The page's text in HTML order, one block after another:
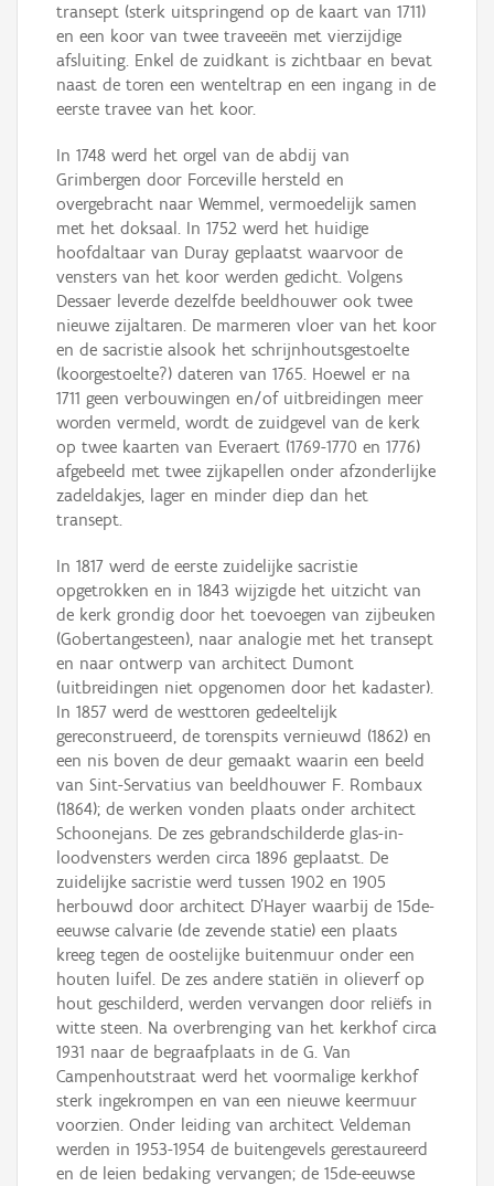
transept (sterk uitspringend op de kaart van 1711)
en een koor van twee traveeën met vierzijdige
afsluiting. Enkel de zuidkant is zichtbaar en bevat
naast de toren een wenteltrap en een ingang in de
eerste travee van het koor.
In 1748 werd het orgel van de abdij van
Grimbergen door Forceville hersteld en
overgebracht naar Wemmel, vermoedelijk samen
met het doksaal. In 1752 werd het huidige
hoofdaltaar van Duray geplaatst waarvoor de
vensters van het koor werden gedicht. Volgens
Dessaer leverde dezelfde beeldhouwer ook twee
nieuwe zijaltaren. De marmeren vloer van het koor
en de sacristie alsook het schrijnhoutsgestoelte
(koorgestoelte?) dateren van 1765. Hoewel er na
1711 geen verbouwingen en/of uitbreidingen meer
worden vermeld, wordt de zuidgevel van de kerk
op twee kaarten van Everaert (1769-1770 en 1776)
afgebeeld met twee zijkapellen onder afzonderlijke
zadeldakjes, lager en minder diep dan het
transept.
In 1817 werd de eerste zuidelijke sacristie
opgetrokken en in 1843 wijzigde het uitzicht van
de kerk grondig door het toevoegen van zijbeuken
(Gobertangesteen), naar analogie met het transept
en naar ontwerp van architect Dumont
(uitbreidingen niet opgenomen door het kadaster).
In 1857 werd de westtoren gedeeltelijk
gereconstrueerd, de torenspits vernieuwd (1862) en
een nis boven de deur gemaakt waarin een beeld
van Sint-Servatius van beeldhouwer F. Rombaux
(1864); de werken vonden plaats onder architect
Schoonejans. De zes gebrandschilderde glas-in-
loodvensters werden circa 1896 geplaatst. De
zuidelijke sacristie werd tussen 1902 en 1905
herbouwd door architect D'Hayer waarbij de 15de-
eeuwse calvarie (de zevende statie) een plaats
kreeg tegen de oostelijke buitenmuur onder een
houten luifel. De zes andere statiën in olieverf op
hout geschilderd, werden vervangen door reliëfs in
witte steen. Na overbrenging van het kerkhof circa
1931 naar de begraafplaats in de G. Van
Campenhoutstraat werd het voormalige kerkhof
sterk ingekrompen en van een nieuwe keermuur
voorzien. Onder leiding van architect Veldeman
werden in 1953-1954 de buitengevels gerestaureerd
en de leien bedaking vervangen; de 15de-eeuwse